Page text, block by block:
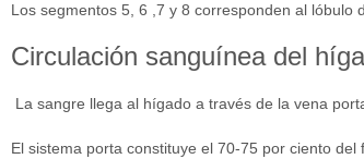
Los segmentos 5, 6 ,7 y 8 corresponden al lóbulo
Circulación sanguínea del
La sangre llega al hígado a través de la vena
El sistema porta constituye el 70-75 por ciento